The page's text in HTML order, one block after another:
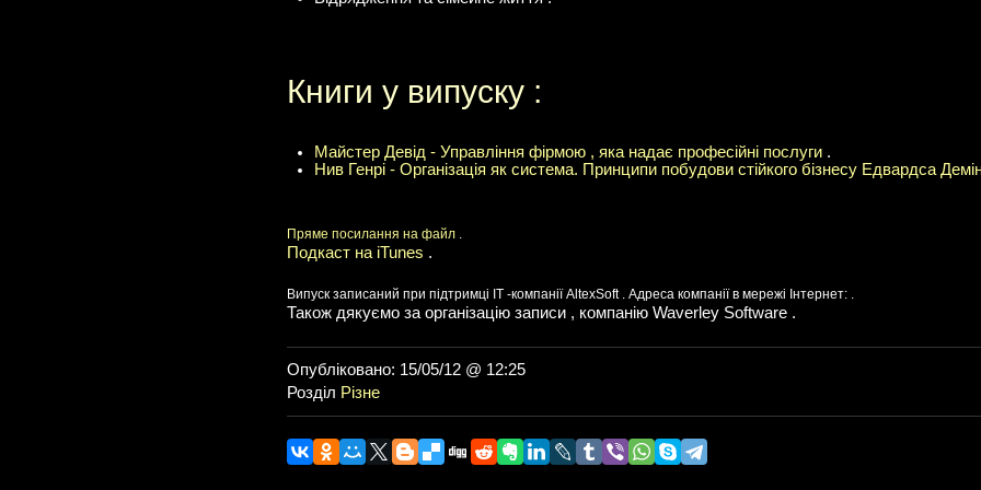
Книги у випуску :
Майстер Девід - Управління фірмою , яка надає професійні послуги .
Нив Генрі - Організація як система. Принципи побудови стійкого бізнесу Едвардса
Пряме посилання на файл .
Подкаст на iTunes .
Випуск записаний при підтримці IT -компанії AltexSoft . Адреса компанії в мережі Інтернет: .
Також дякуємо за організацію записи , компанію Waverley Software .
Опубліковано: 15/05/12 @ 12:25
Розділ Різне